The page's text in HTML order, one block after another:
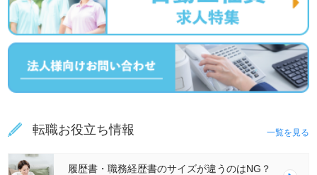
転職お役立ち情報 一覧を見る
履歴書・職務経歴書のサイズが違うのはNG？